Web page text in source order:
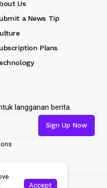
Us
a News Tip
Plans
langganan berita.
Rights Reserved
Accept